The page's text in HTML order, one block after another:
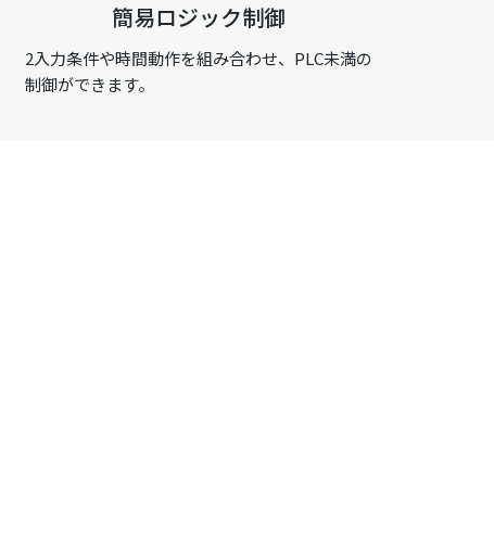
簡易ロジック制御
2入力条件や時間動作を組み合わせ、PLC未満の
制御ができます。